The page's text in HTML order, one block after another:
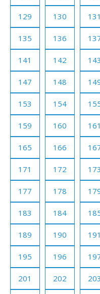
129 130 131
135 136
141 142 143
147 148
153 154
159 160 161
165 166
171 172 173
177 178
183 184
189 190 191
195 196
201 202 203